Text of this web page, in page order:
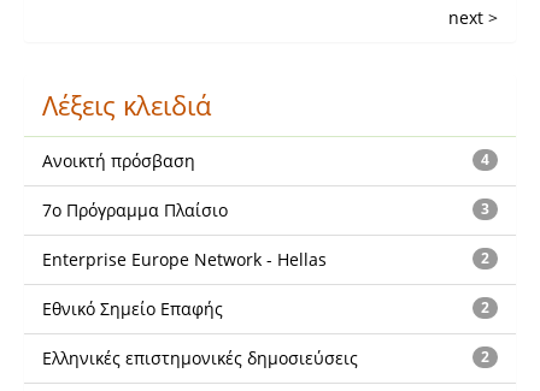
next >
Λέξεις κλειδιά
4
Ανοικτή πρόσβαση
3
7ο Πρόγραμμα Πλαίσιο
2
Enterprise Europe Network - Hellas
2
Εθνικό Σημείο Επαφής
2
Ελληνικές επιστημονικές δημοσιεύσεις